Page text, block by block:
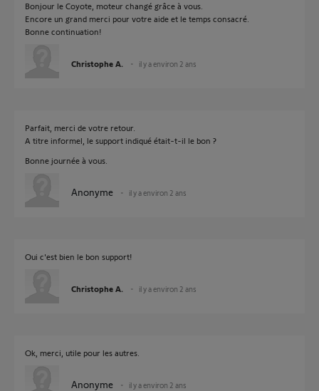
Bonjour le Coyote, moteur changé grâce à vous.
Encore un grand merci pour votre aide et le temps consacré.
Bonne continuation!
Christophe A. il y a environ 2 ans
Parfait, merci de votre retour.
A titre informel, le support indiqué était-t-il le bon ?
Bonne journée à vous.
Anonyme il y a environ 2 ans
Oui c'est bien le bon support!
Christophe A. il y a environ 2 ans
Ok, merci, utile pour les autres.
Anonyme il y a environ 2 ans